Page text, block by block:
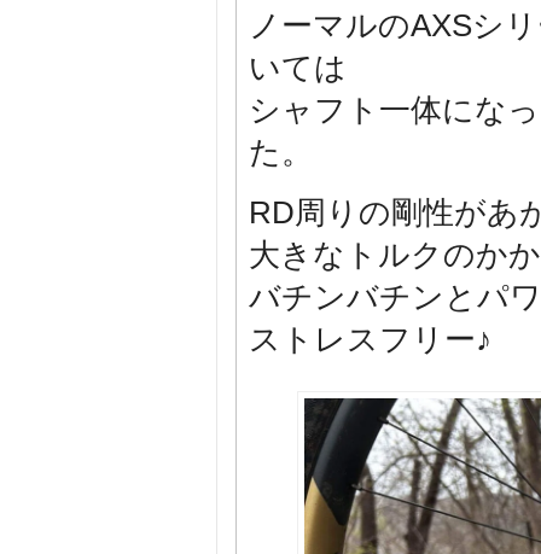
ノーマルのAXSシ
いては
シャフト一体にな
た。
RD周りの剛性があ
大きなトルクのか
バチンバチンとパ
ストレスフリー♪